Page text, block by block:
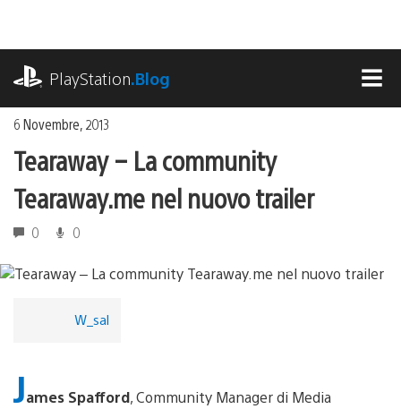
contenuto
PlayStation.Blog
6 Novembre, 2013
Tearaway – La community
Tearaway.me nel nuovo trailer
0 0
W_sal
James Spafford, Community Manager di Media